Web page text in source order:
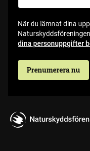
När du lämnat dina
dina personuppgifter
Prenumerera nu